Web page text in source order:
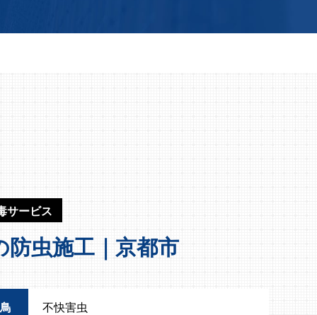
サービス
防虫施工｜京都市
不快害虫